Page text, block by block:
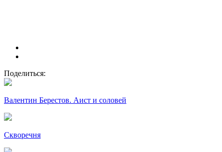
Поделиться:
Валентин Берестов. Аист и соловей
Скворечня